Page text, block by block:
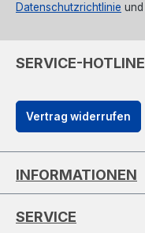
Datenschutzrichtlinie und
SERVICE-HOTLINE
Vertrag widerrufen
INFORMATIONEN
SERVICE